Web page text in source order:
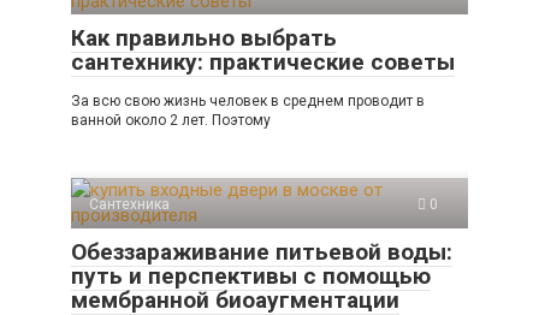
Как правильно выбрать
сантехнику: практические советы
За всю свою жизнь человек в среднем проводит в
ванной около 2 лет. Поэтому
Сантехника 0
Обеззараживание питьевой воды:
путь и перспективы с помощью
мембранной биоаугментации